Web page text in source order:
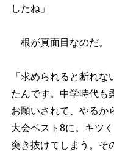
したね」
根が真面目なのだ。
「求められると断れ
たんです。中学時代も
お願いされて、やるか
大会ベスト8に。キツ
突き抜けてしまう。そ